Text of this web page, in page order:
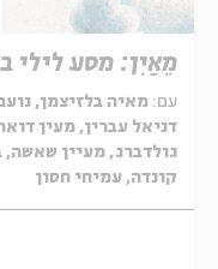
מֵאַיִן: מסע לילי
עם: מאיה בלזיצמן,
דניאל עברין, מעין
גולדברג, מעיין שאשה,
קונדה, עמיחי חסון